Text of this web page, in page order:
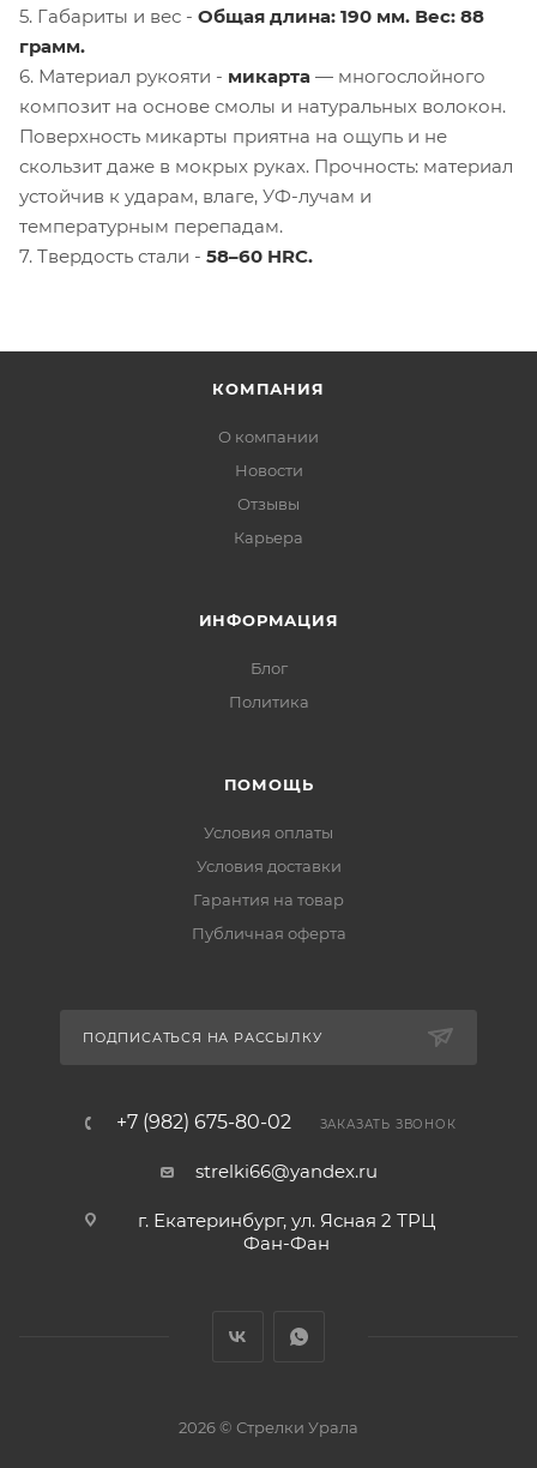
5. Габариты и вес - Общая длина: 190 мм. Вес: 88
грамм.
6. Материал рукояти - микарта — многослойного
композит на основе смолы и натуральных волокон.
Поверхность микарты приятна на ощупь и не
скользит даже в мокрых руках. Прочность: материал
устойчив к ударам, влаге, УФ-лучам и
температурным перепадам.
7. Твердость стали - 58–60 HRC.
КОМПАНИЯ
О компании
Новости
Отзывы
Карьера
ИНФОРМАЦИЯ
Блог
Политика
ПОМОЩЬ
Условия оплаты
Условия доставки
Гарантия на товар
Публичная оферта
ПОДПИСАТЬСЯ НА РАССЫЛКУ
+7 (982) 675-80-02 ЗАКАЗАТЬ ЗВОНОК
strelki66@yandex.ru
г. Екатеринбург, ул. Ясная 2 ТРЦ
Фан-Фан
2026 © Стрелки Урала